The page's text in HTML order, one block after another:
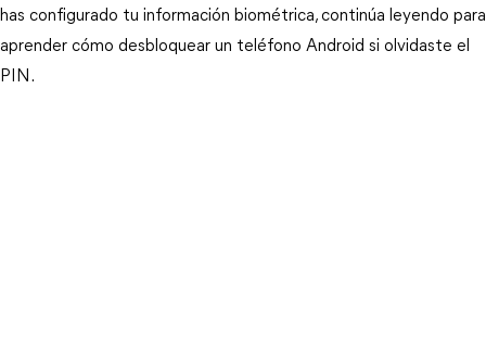
has configurado tu información biométrica, continúa leyendo para
aprender cómo desbloquear un teléfono Android si olvidaste el
PIN.